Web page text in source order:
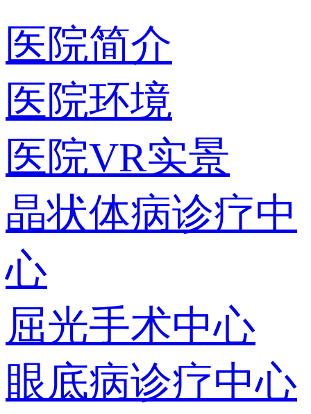
医院简介
医院环境
医院VR实景
晶状体病诊疗中
心
屈光手术中心
眼底病诊疗中心